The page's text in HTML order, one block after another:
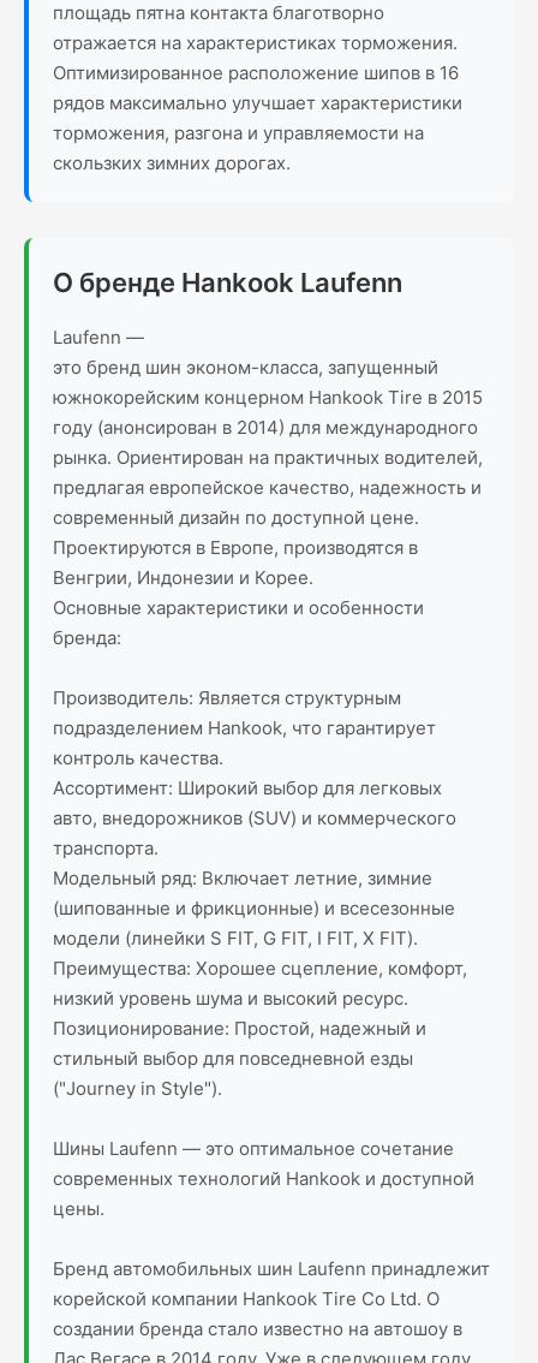
площадь пятна контакта благотворно
отражается на характеристиках торможения.
Оптимизированное расположение шипов в 16
рядов максимально улучшает характеристики
торможения, разгона и управляемости на
скользких зимних дорогах.
О бренде Hankook Laufenn
Laufenn —
это бренд шин эконом-класса, запущенный
южнокорейским концерном Hankook Tire в 2015
году (анонсирован в 2014) для международного
рынка. Ориентирован на практичных водителей,
предлагая европейское качество, надежность и
современный дизайн по доступной цене.
Проектируются в Европе, производятся в
Венгрии, Индонезии и Корее.
Основные характеристики и особенности
бренда:
Производитель: Является структурным
подразделением Hankook, что гарантирует
контроль качества.
Ассортимент: Широкий выбор для легковых
авто, внедорожников (SUV) и коммерческого
транспорта.
Модельный ряд: Включает летние, зимние
(шипованные и фрикционные) и всесезонные
модели (линейки S FIT, G FIT, I FIT, X FIT).
Преимущества: Хорошее сцепление, комфорт,
низкий уровень шума и высокий ресурс.
Позиционирование: Простой, надежный и
стильный выбор для повседневной езды
("Journey in Style").
Шины Laufenn — это оптимальное сочетание
современных технологий Hankook и доступной
цены.
Бренд автомобильных шин Laufenn принадлежит
корейской компании Hankook Tire Co Ltd. О
создании бренда стало известно на автошоу в